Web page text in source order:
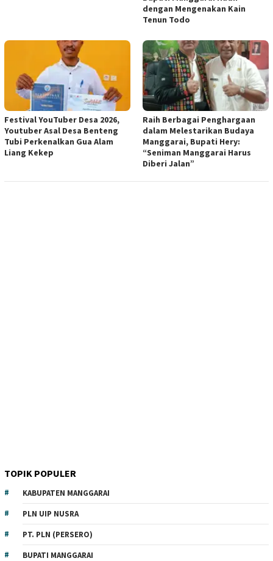
dengan Mengenakan Kain
Tenun Todo
Festival YouTuber Desa 2026,
Youtuber Asal Desa Benteng
Tubi Perkenalkan Gua Alam
Liang Kekep
Raih Berbagai Penghargaan
dalam Melestarikan Budaya
Manggarai, Bupati Hery:
“Seniman Manggarai Harus
Diberi Jalan”
TOPIK POPULER
KABUPATEN MANGGARAI
PLN UIP NUSRA
PT. PLN (PERSERO)
BUPATI MANGGARAI